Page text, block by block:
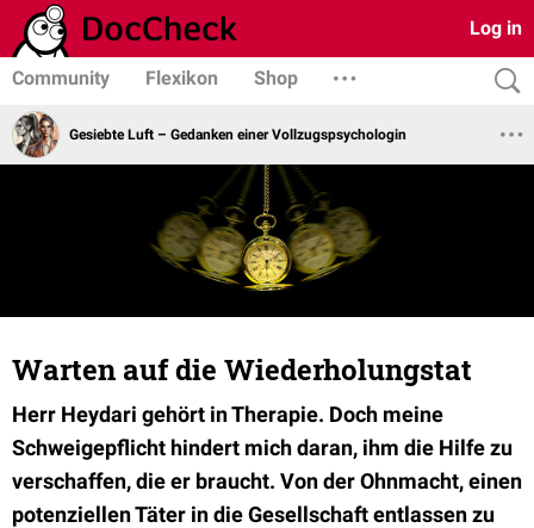
Log in
Community Flexikon Shop
Gesiebte Luft – Gedanken einer Vollzugspsychologin
Warten auf die Wiederholungstat
Herr Heydari gehört in Therapie. Doch meine
Schweigepflicht hindert mich daran, ihm die Hilfe zu
verschaffen, die er braucht. Von der Ohnmacht, einen
potenziellen Täter in die Gesellschaft entlassen zu